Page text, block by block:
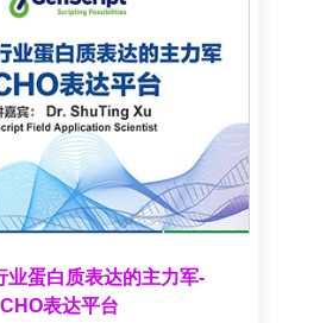
业蛋白质表达的主力军-
CHO表达平台